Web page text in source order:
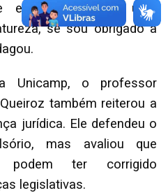
estou sujeito a uma
se sou obrigado a
Unicamp, o professor
também reiterou a
jurídica. Ele defendeu o
mas avaliou que
podem ter corrigido
legislativas.